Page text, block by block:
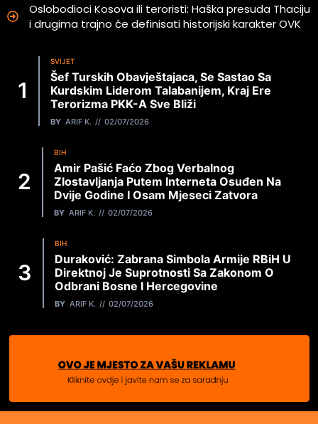
Oslobodioci Kosova ili teroristi: Haška presuda Thaciju
i drugima trajno će definisati historijski karakter OVK
SVIJET
Šef Turskih Obavještajaca, Se Sastao Sa
Kurdskim Liderom Talabanijem, Kraj Ere
Terorizma PKK-A Sve Bliži
BY ARIF K. 02/07/2026
BIH
Amir Pašić Faćo Zbog Verbalnog
Zlostavljanja Putem Interneta Osuđen Na
Dvije Godine I Osam Mjeseci Zatvora
BY ARIF K. 02/07/2026
BIH
Duraković: Zabrana Simbola Armije RBiH U
Direktnoj Je Suprotnosti Sa Zakonom O
Odbrani Bosne I Hercegovine
BY ARIF K. 02/07/2026